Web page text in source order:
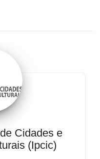
Cidades e
(Ipcic)